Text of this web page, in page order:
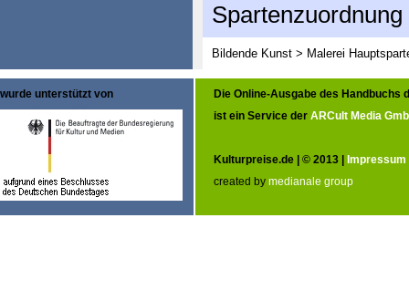
Spartenzuordnung
Bildende Kunst > Malerei
wurde unterstützt von
Die Online-Ausgabe des Handbuchs
ist ein Service der ARCult Media
Kulturpreise.de | © 2013 | Impressum
created by medianale group